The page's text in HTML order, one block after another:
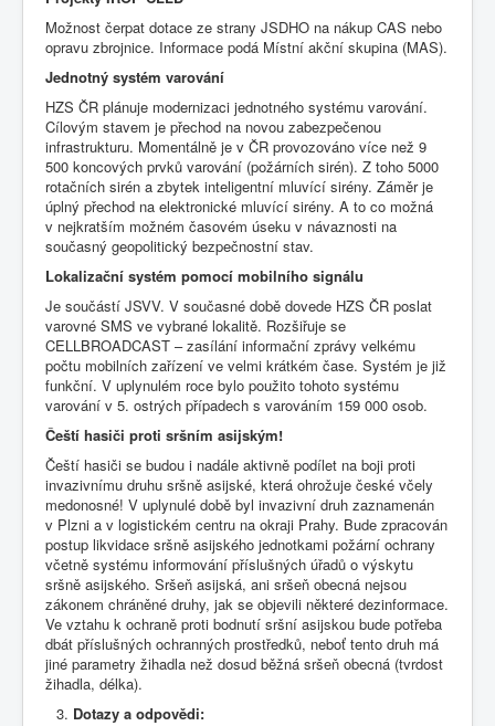
Možnost čerpat dotace ze strany JSDHO na nákup CAS nebo
opravu zbrojnice. Informace podá Místní akční skupina (MAS).
Jednotný systém varování
HZS ČR plánuje modernizaci jednotného systému varování.
Cílovým stavem je přechod na novou zabezpečenou
infrastrukturu. Momentálně je v ČR provozováno více než 9
500 koncových prvků varování (požárních sirén). Z toho 5000
rotačních sirén a zbytek inteligentní mluvící sirény. Záměr je
úplný přechod na elektronické mluvící sirény. A to co možná
v nejkratším možném časovém úseku v návaznosti na
současný geopolitický bezpečnostní stav.
Lokalizační systém pomocí mobilního signálu
Je součástí JSVV. V současné době dovede HZS ČR poslat
varovné SMS ve vybrané lokalitě. Rozšiřuje se
CELLBROADCAST – zasílání informační zprávy velkému
počtu mobilních zařízení ve velmi krátkém čase. Systém je již
funkční. V uplynulém roce bylo použito tohoto systému
varování v 5. ostrých případech s varováním 159 000 osob.
Čeští hasiči proti sršním asijským!
Čeští hasiči se budou i nadále aktivně podílet na boji proti
invazivnímu druhu sršně asijské, která ohrožuje české včely
medonosné! V uplynulé době byl invazivní druh zaznamenán
v Plzni a v logistickém centru na okraji Prahy. Bude zpracován
postup likvidace sršně asijského jednotkami požární ochrany
včetně systému informování příslušných úřadů o výskytu
sršně asijského. Sršeň asijská, ani sršeň obecná nejsou
zákonem chráněné druhy, jak se objevili některé dezinformace.
Ve vztahu k ochraně proti bodnutí sršní asijskou bude potřeba
dbát příslušných ochranných prostředků, neboť tento druh má
jiné parametry žihadla než dosud běžná sršeň obecná (tvrdost
žihadla, délka).
Dotazy a odpovědi: